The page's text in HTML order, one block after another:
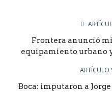
Frontera anunció
equipamiento urbano y
ARTÍCULO
Boca: imputaron a